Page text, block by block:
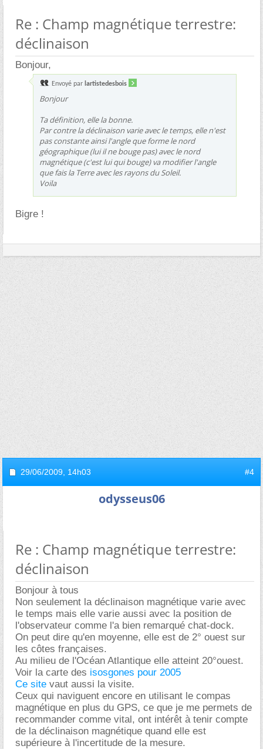
Re : Champ magnétique terrestre:
déclinaison
Bonjour,
Envoyé par lartistedesbois
Bonjour
Ta définition, elle la bonne.
Par contre la déclinaison varie avec le temps, elle n'est
pas constante ainsi l'angle que forme le nord
géographique (lui il ne bouge pas) avec le nord
magnétique (c'est lui qui bouge) va modifier l'angle
que fais la Terre avec les rayons du Soleil.
Voila
Bigre !
29/06/2009, 14h03 #4
odysseus06
Re : Champ magnétique terrestre:
déclinaison
Bonjour à tous
Non seulement la déclinaison magnétique varie avec
le temps mais elle varie aussi avec la position de
l'observateur comme l'a bien remarqué chat-dock.
On peut dire qu'en moyenne, elle est de 2° ouest sur
les côtes françaises.
Au milieu de l'Océan Atlantique elle atteint 20°ouest.
Voir la carte des isosgones pour 2005
Ce site vaut aussi la visite.
Ceux qui naviguent encore en utilisant le compas
magnétique en plus du GPS, ce que je me permets de
recommander comme vital, ont intérêt à tenir compte
de la déclinaison magnétique quand elle est
supérieure à l'incertitude de la mesure.